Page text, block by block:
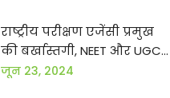
राष्ट्रीय परीक्षण एजेंसी प्रमुख
की बर्खास्तगी, NEET और UGC-
NET विवाद में सरकार की
जून 23, 2024